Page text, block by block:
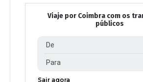
Viaje por Coimbra com os
públicos